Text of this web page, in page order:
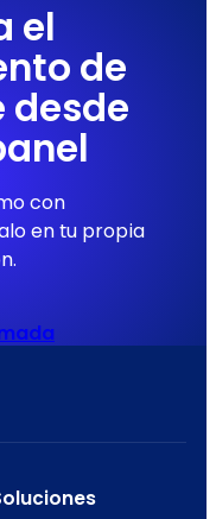
el
de
desde
con
en tu propia